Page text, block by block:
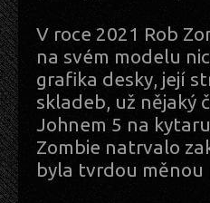
V roce 2021 Rob
na svém modelu
grafika desky, její
skladeb, už nějaký
Johnem 5 na
Zombie natrvalo
byla tvrdou měnou